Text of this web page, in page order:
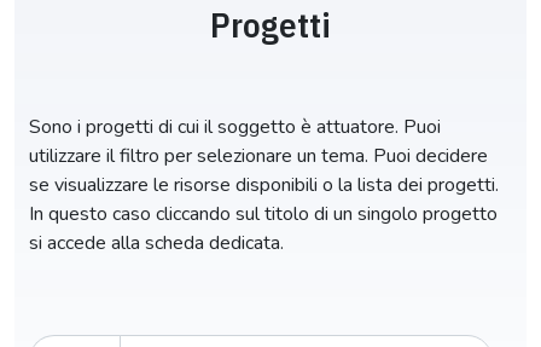
Progetti
Sono i progetti di cui il soggetto è attuatore. Puoi
utilizzare il filtro per selezionare un tema. Puoi decidere
se visualizzare le risorse disponibili o la lista dei progetti.
In questo caso cliccando sul titolo di un singolo progetto
si accede alla scheda dedicata.